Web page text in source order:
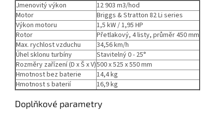
Jmenovitý výkon
12 903 m3/hod
Motor
Briggs & Stratton 82 Li series
Výkon motoru
1,5 kW / 1,95 HP
Rotor
Přetlakový, 4 listy, průměr 450 mm
Max. rychlost vzduchu
34,56 km/h
Úhel sklonu turbíny
Stavitelný 0 - 25°
Rozměry zařízení (D x Š x V)500 x 525 x 550 mm
Hmotnost bez baterie
14,4 kg
Hmotnost s baterií
16,9 kg
Doplňkové parametry